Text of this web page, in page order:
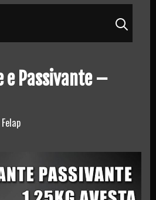
e Passivante –
Felap